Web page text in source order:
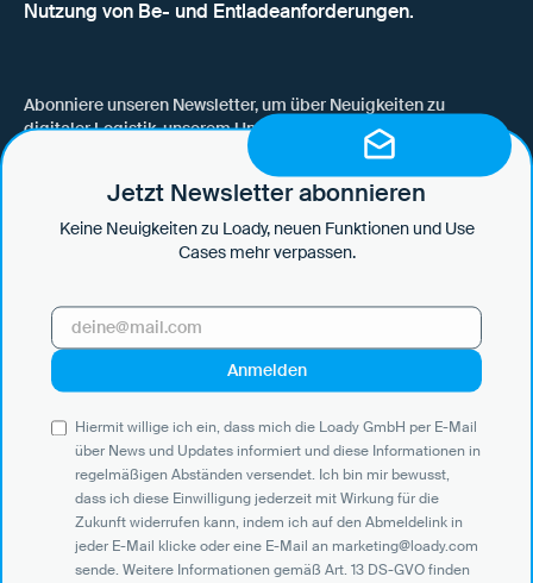
Nutzung von Be- und Entladeanforderungen.
Abonniere unseren Newsletter, um über Neuigkeiten zu
digitaler Logistik, unserem Unternehmen, neuen Funktionen
und Use Cases auf dem Laufenden zu bleiben.
Hiermit willige ich ein, dass mich die Loady GmbH per E-Mail über
News und Updates informiert und diese Informationen in
regelmäßigen Abständen versendet. Ich bin mir bewusst, dass ich
diese Einwilligung jederzeit mit Wirkung für die Zukunft widerrufen
E-Mail an marketing@loady.com sende. Weitere Informationen
gemäß Art. 13 DS-GVO finden Sie in unsererDatenschutzerklärung
Use Cases
Jetzt Newsletter abonnieren
Keine Neuigkeiten zu Loady, neuen Funktionen und Use
Cases mehr verpassen.
Hiermit willige ich ein, dass mich die Loady GmbH per E-Mail
über News und Updates informiert und diese Informationen in
regelmäßigen Abständen versendet. Ich bin mir bewusst,
dass ich diese Einwilligung jederzeit mit Wirkung für die
Zukunft widerrufen kann, indem ich auf den Abmeldelink in
jeder E-Mail klicke oder eine E-Mail an marketing@loady.com
sende. Weitere Informationen gemäß Art. 13 DS-GVO finden